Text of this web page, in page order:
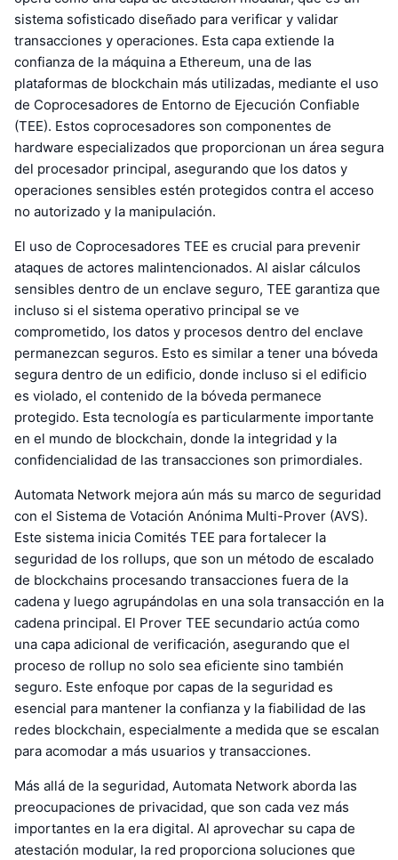
sistema sofisticado diseñado para verificar y validar
transacciones y operaciones. Esta capa extiende la
confianza de la máquina a Ethereum, una de las
plataformas de blockchain más utilizadas, mediante el uso
de Coprocesadores de Entorno de Ejecución Confiable
(TEE). Estos coprocesadores son componentes de
hardware especializados que proporcionan un área segura
del procesador principal, asegurando que los datos y
operaciones sensibles estén protegidos contra el acceso
no autorizado y la manipulación.
El uso de Coprocesadores TEE es crucial para prevenir
ataques de actores malintencionados. Al aislar cálculos
sensibles dentro de un enclave seguro, TEE garantiza que
incluso si el sistema operativo principal se ve
comprometido, los datos y procesos dentro del enclave
permanezcan seguros. Esto es similar a tener una bóveda
segura dentro de un edificio, donde incluso si el edificio
es violado, el contenido de la bóveda permanece
protegido. Esta tecnología es particularmente importante
en el mundo de blockchain, donde la integridad y la
confidencialidad de las transacciones son primordiales.
Automata Network mejora aún más su marco de seguridad
con el Sistema de Votación Anónima Multi-Prover (AVS).
Este sistema inicia Comités TEE para fortalecer la
seguridad de los rollups, que son un método de escalado
de blockchains procesando transacciones fuera de la
cadena y luego agrupándolas en una sola transacción en la
cadena principal. El Prover TEE secundario actúa como
una capa adicional de verificación, asegurando que el
proceso de rollup no solo sea eficiente sino también
seguro. Este enfoque por capas de la seguridad es
esencial para mantener la confianza y la fiabilidad de las
redes blockchain, especialmente a medida que se escalan
para acomodar a más usuarios y transacciones.
Más allá de la seguridad, Automata Network aborda las
preocupaciones de privacidad, que son cada vez más
importantes en la era digital. Al aprovechar su capa de
atestación modular, la red proporciona soluciones que